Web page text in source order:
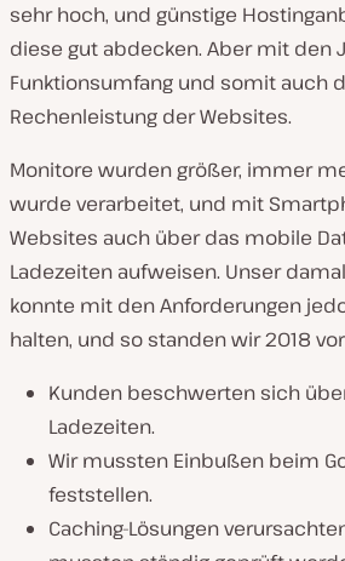
sehr hoch, und günstige
diese gut abdecken. Aber mit den
Funktionsumfang und somit auch
Rechenleistung der Websites.
Monitore wurden größer, immer
wurde verarbeitet, und mit
Websites auch über das mobile
Ladezeiten aufweisen. Unser
konnte mit den Anforderungen
halten, und so standen wir 2018
Kunden beschwerten sich
Ladezeiten.
Wir mussten Einbußen beim
feststellen.
Caching-Lösungen